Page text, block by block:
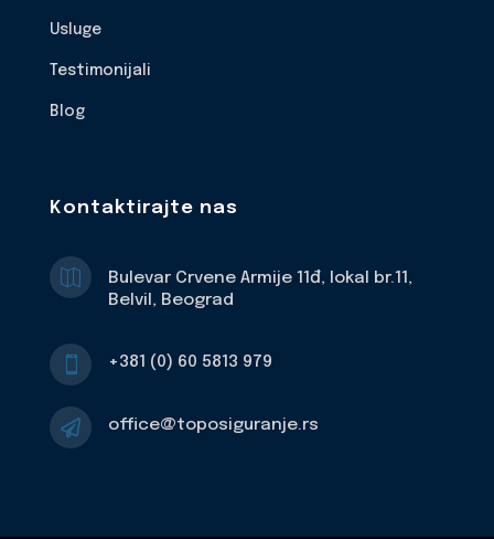
Usluge
Testimonijali
Blog
Kontaktirajte nas

Bulevar Crvene Armije 11đ, lokal br.11,
Belvil, Beograd
 +381 (0) 60 5813 979
 office@toposiguranje.rs